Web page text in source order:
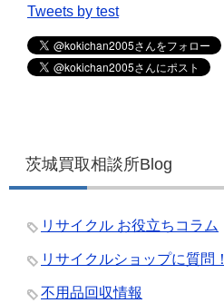
Tweets by test
茨城買取相談所Blog
リサイクル お役立ちコラム
リサイクルショップに質問！
不用品回収情報